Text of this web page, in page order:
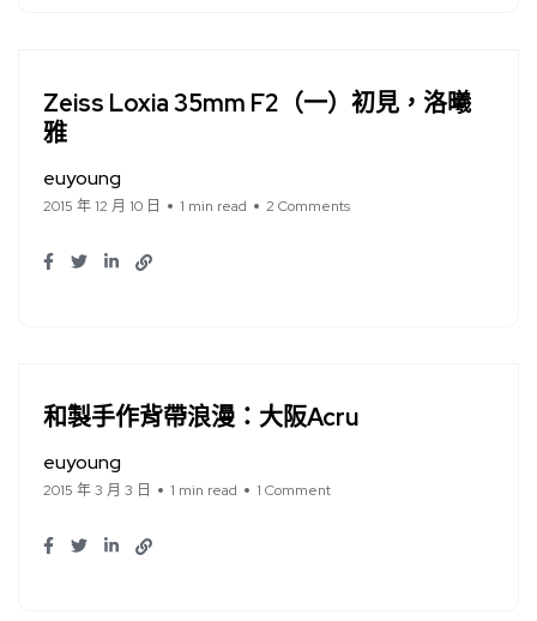
Zeiss Loxia 35mm F2（一）初見，洛曦
雅
euyoung
2015 年 12 月 10 日 1 min read 2 Comments
和製手作背帶浪漫：大阪Acru
euyoung
2015 年 3 月 3 日 1 min read 1 Comment